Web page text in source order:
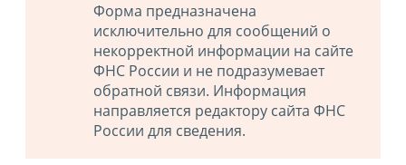
Форма предназначена
исключительно для сообщений о
некорректной информации на сайте
ФНС России и не подразумевает
обратной связи. Информация
направляется редактору сайта ФНС
России для сведения.